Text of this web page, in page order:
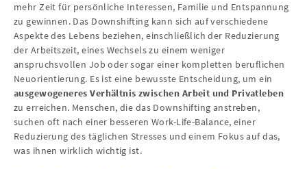
mehr Zeit für persönliche Interessen, Familie und Entspannung
zu gewinnen. Das Downshifting kann sich auf verschiedene
Aspekte des Lebens beziehen, einschließlich der Reduzierung
der Arbeitszeit, eines Wechsels zu einem weniger
anspruchsvollen Job oder sogar einer kompletten beruflichen
Neuorientierung. Es ist eine bewusste Entscheidung, um ein
ausgewogeneres Verhältnis zwischen Arbeit und Privatleben
zu erreichen. Menschen, die das Downshifting anstreben,
suchen oft nach einer besseren Work-Life-Balance, einer
Reduzierung des täglichen Stresses und einem Fokus auf das,
was ihnen wirklich wichtig ist.